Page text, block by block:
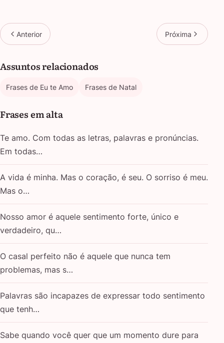
Anterior Próxima
Assuntos relacionados
Frases de Eu te Amo Frases de Natal
Frases em alta
Te amo. Com todas as letras, palavras e pronúncias.
Em todas…
A vida é minha. Mas o coração, é seu. O sorriso é meu.
Mas o…
Nosso amor é aquele sentimento forte, único e
verdadeiro, qu…
O casal perfeito não é aquele que nunca tem
problemas, mas s…
Palavras são incapazes de expressar todo sentimento
que tenh…
Sabe quando você quer que um momento dure para